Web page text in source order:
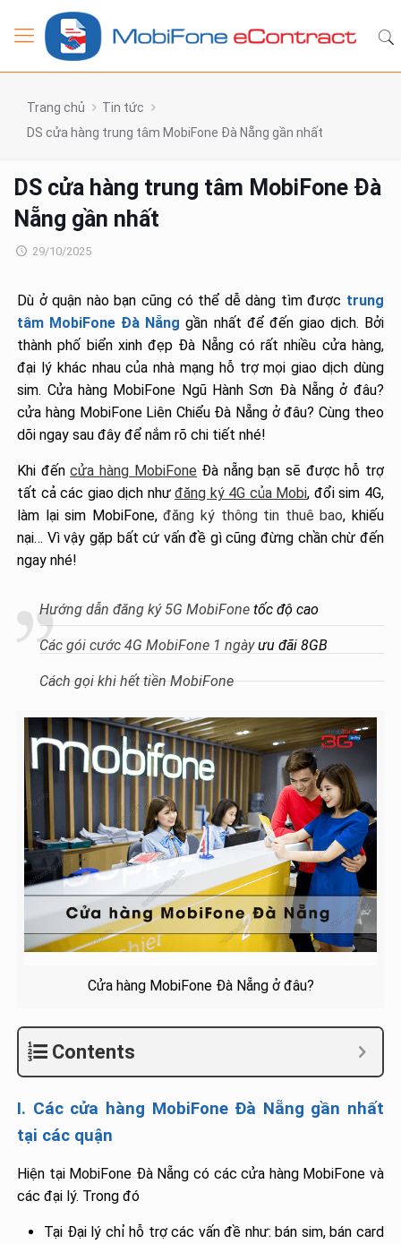
Trang chủ
Tin tức
DS cửa hàng trung tâm MobiFone Đà Nẵng gần nhất
DS cửa hàng trung tâm MobiFone Đà
Nẵng gần nhất
29/10/2025
Dù ở quận nào bạn cũng có thể dễ dàng tìm được trung
tâm MobiFone Đà Nẵng gần nhất để đến giao dịch. Bởi
thành phố biển xinh đẹp Đà Nẵng có rất nhiều cửa hàng,
đại lý khác nhau của nhà mạng hỗ trợ mọi giao dịch dùng
sim. Cửa hàng MobiFone Ngũ Hành Sơn Đà Nẵng ở đâu?
cửa hàng MobiFone Liên Chiểu Đà Nẵng ở đâu? Cùng theo
dõi ngay sau đây để nắm rõ chi tiết nhé!
Khi đếncửa hàng MobiFone Đà nẵng bạn sẽ được hỗ trợ
tất cả các giao dịch nhưđăng ký 4G của Mobi, đổi sim 4G,
làm lại sim MobiFone,đăng ký thông tin thuê bao, khiếu
nại… Vì vậy gặp bất cứ vấn đề gì cũng đừng chần chừ đến
ngay nhé!
Hướng dẫn đăng ký 5G MobiFone tốc độ cao
Các gói cước 4G MobiFone 1 ngàyưu đãi 8GB
Cách gọi khi hết tiền MobiFone
Cửa hàng MobiFone Đà Nẵng ở đâu?
Contents
I. Các cửa hàng MobiFone Đà Nẵng gần nhất
tại các quận
Hiện tại MobiFone Đà Nẵng có các cửa hàng MobiFone và
các đại lý. Trong đó
Tại Đại lý chỉ hỗ trợ các vấn đề như: bán sim, bán card